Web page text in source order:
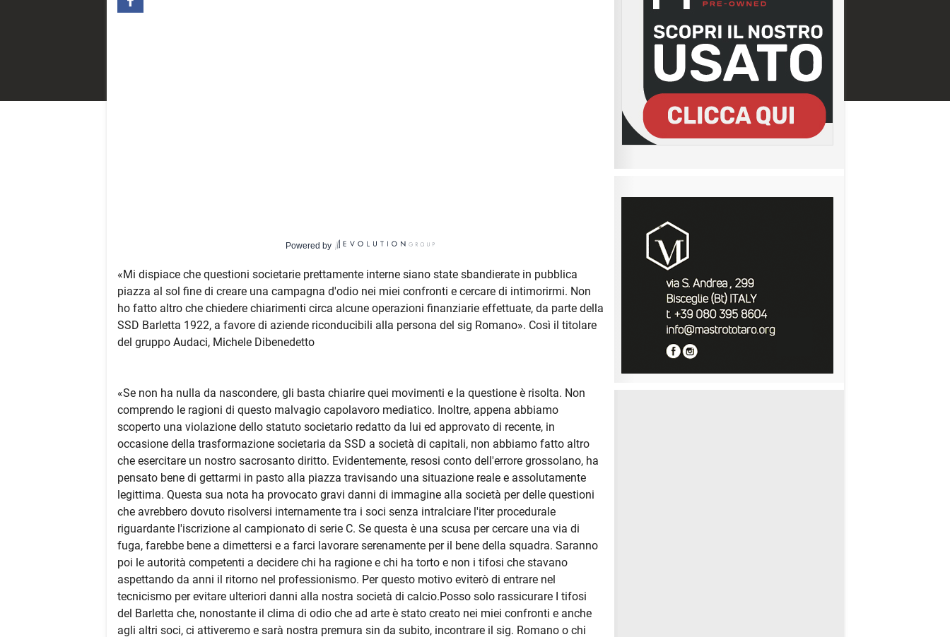
Powered by
«Mi dispiace che questioni societarie prettamente interne siano state sbandierate in pubblica
piazza al sol fine di creare una campagna d'odio nei miei confronti e cercare di intimorirmi. Non
ho fatto altro che chiedere chiarimenti circa alcune operazioni finanziarie effettuate, da parte della
SSD Barletta 1922, a favore di aziende riconducibili alla persona del sig Romano». Così il titolare
del gruppo Audaci, Michele Dibenedetto
«Se non ha nulla da nascondere, gli basta chiarire quei movimenti e la questione è risolta. Non
comprendo le ragioni di questo malvagio capolavoro mediatico. Inoltre, appena abbiamo
scoperto una violazione dello statuto societario redatto da lui ed approvato di recente, in
occasione della trasformazione societaria da SSD a società di capitali, non abbiamo fatto altro
che esercitare un nostro sacrosanto diritto. Evidentemente, resosi conto dell'errore grossolano, ha
pensato bene di gettarmi in pasto alla piazza travisando una situazione reale e assolutamente
legittima. Questa sua nota ha provocato gravi danni di immagine alla società per delle questioni
che avrebbero dovuto risolversi internamente tra i soci senza intralciare l'iter procedurale
riguardante l'iscrizione al campionato di serie C. Se questa è una scusa per cercare una via di
fuga, farebbe bene a dimettersi e a farci lavorare serenamente per il bene della squadra. Saranno
poi le autorità competenti a decidere chi ha ragione e chi ha torto e non i tifosi che stavano
aspettando da anni il ritorno nel professionismo. Per questo motivo eviterò di entrare nel
tecnicismo per evitare ulteriori danni alla nostra società di calcio.Posso solo rassicurare I tifosi
del Barletta che, nonostante il clima di odio che ad arte è stato creato nei miei confronti e anche
agli altri soci, ci attiveremo e sarà nostra premura sin da subito, incontrare il sig. Romano o chi